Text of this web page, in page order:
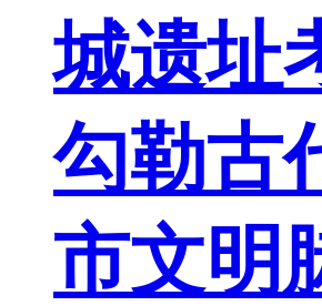
城遗址
勾勒古
市文明